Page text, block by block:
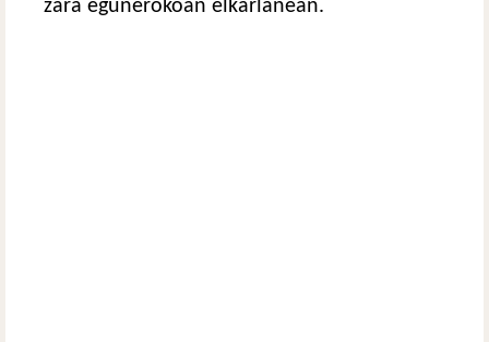
zara egunerokoan elkarlanean.